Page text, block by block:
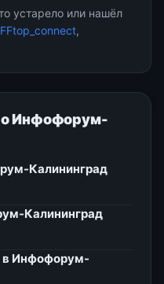
устарело или нашёл
,
Инфофорум-
Калининград
Калининград
в Инфофорум-